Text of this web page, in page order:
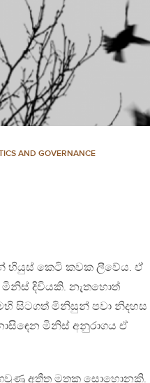
AND GOVERNANCE
හියුස් කෙටි කවක ලීවේය. ඒ
දිවියකි. නැතහොත්
සිටගත් මිනිසුන් පවා නිදහස
මිනිස් අනුරාගය ඒ
අතීත මතක සොහොනකි.